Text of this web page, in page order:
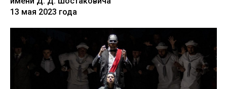
13 мая 2023 года